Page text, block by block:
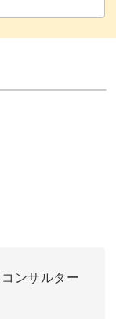
ンサルター